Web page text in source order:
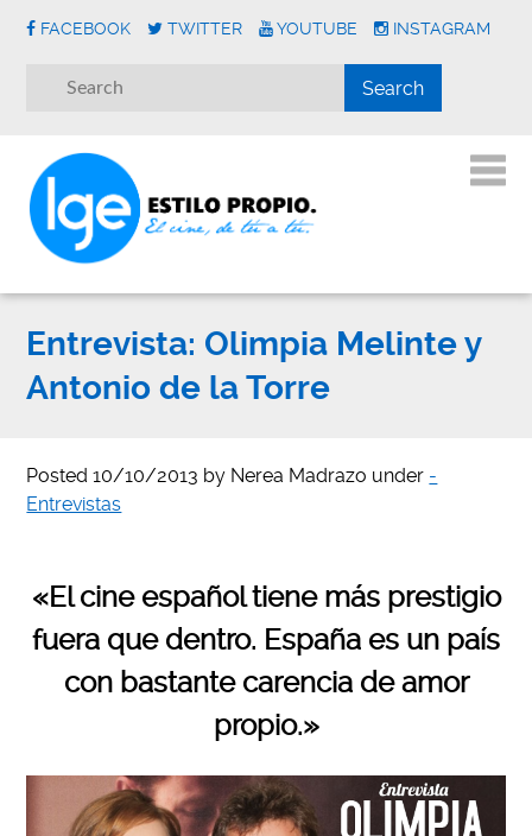
FACEBOOK TWITTER YOUTUBE INSTAGRAM
Entrevista: Olimpia Melinte y
Antonio de la Torre
Posted10/10/2013 by Nerea Madrazo under -
Entrevistas
«El cine español tiene más prestigio
fuera que dentro. España es un país
con bastante carencia de amor
propio.»